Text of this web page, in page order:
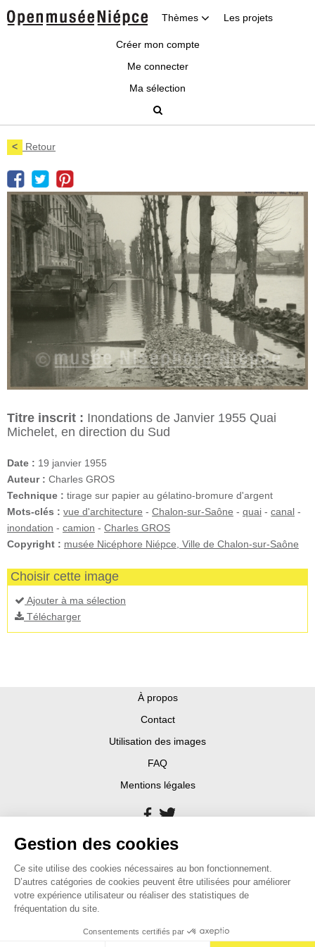
Thèmes Les projets
Créer mon compte
Me connecter
Ma sélection
< Retour
Titre inscrit : Inondations de Janvier 1955 Quai
Michelet, en direction du Sud
Date : 19 janvier 1955
Auteur : Charles GROS
Technique : tirage sur papier au gélatino-bromure d'argent
Mots-clés : vue d'architecture - Chalon-sur-Saône - quai - canal -
inondation - camion - Charles GROS
Copyright : musée Nicéphore Niépce, Ville de Chalon-sur-Saône
Choisir cette image
Ajouter à ma sélection
Télécharger
À propos
Contact
Utilisation des images
FAQ
Mentions légales
Gestion des cookies
Ce site utilise des cookies nécessaires au bon fonctionnement.
D’autres catégories de cookies peuvent être utilisées pour améliorer
votre expérience utilisateur ou réaliser des statistiques de
fréquentation du site.
Consentements certifiés par